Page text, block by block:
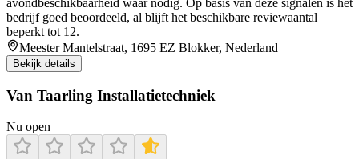
avondbeschikbaarheid waar nodig. Op basis van deze signalen is het
bedrijf goed beoordeeld, al blijft het beschikbare reviewaantal
beperkt tot 12.
Meester Mantelstraat, 1695 EZ Blokker, Nederland
Bekijk details
Van Taarling Installatietechniek
Nu open